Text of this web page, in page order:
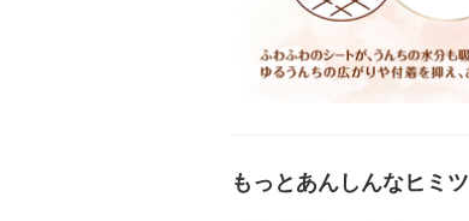
もっとあんしんなヒミツ